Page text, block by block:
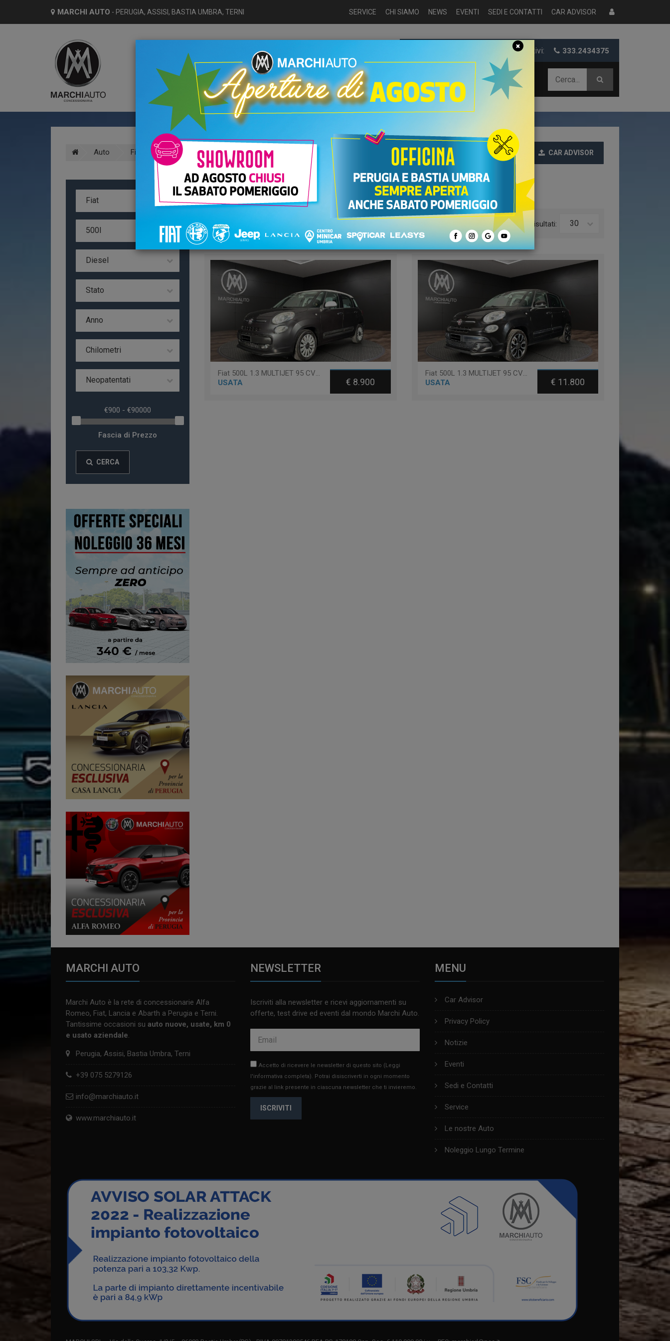
MARCHI AUTO - PERUGIA, ASSISI, BASTIA UMBRA, TERNI SERVICE CHI SIAMO NEWS EVENTI SEDI E CONTATTI CAR ADVISOR
Chiamaci per informazioni e preventivi: 333.2434375
HOME USATO NUOVO NOLEGGIO USATO AZIENDALE
Auto Fiat 500l Diesel CAR ADVISOR
Fiat
500l
Diesel
Stato
Anno
Chilometri
Neopatentati
Fascia di Prezzo
CERCA
AUTO FIAT 500L DIESEL
Da 1 - 2 di 2 Risultati: 30
Fiat 500L 1.3 MULTIJET 95 CV POP STAR
USATA
€ 8.900
Fiat 500L 1.3 MULTIJET 95 CV LOUNGE
USATA
€ 11.800
MARCHI AUTO
Marchi Auto è la rete di concessionarie Alfa
Romeo, Fiat, Lancia e Abarth a Perugia e Terni.
Tantissime occasioni su auto nuove, usate, km 0
e usato aziendale.
Perugia, Assisi, Bastia Umbra, Terni
+39 075 5279126
info@marchiauto.it
www.marchiauto.it
NEWSLETTER
Iscriviti alla newsletter e ricevi aggiornamenti su
offerte, test drive ed eventi dal mondo Marchi Auto.
Accetto di ricevere le newsletter di questo sito (Leggi
l'informativa completa). Potrai disiscriverti in ogni momento
grazie al link presente in ciascuna newsletter che ti invieremo.
ISCRIVITI
MENU
Car Advisor
Privacy Policy
Notizie
Eventi
Sedi e Contatti
Service
Le nostre Auto
Noleggio Lungo Termine
×